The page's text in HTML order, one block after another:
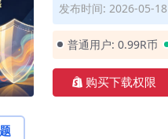
发布时间: 2026-05-18
普通用户: 0.99R币
购买下载权限